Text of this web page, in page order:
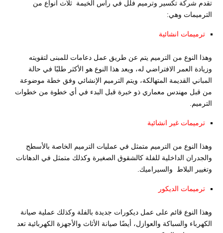
تقدم شركة تكسير وترميم فلل في راس الخيمة ثلاث أنواع من
الترميمات وهي:
ترميمات انشائية
وهذا النوع من الترميم يتم عن طريق عمل دعامات للمبنى لتقويته
وزيادة العمر الافتراضي له، ويعد هذا النوع هو الأكثر طلبًا في حالة
المباني القديمة المتهالكة، ويتم الترميم الإنشائي وفق خطة موضوعة
من قبل مهندس معماري ذو خبرة قبل البدء في أي خطوة من خطوات
الترميم.
ترميمات غير انشائية
وهذا النوع من الترميم متمثل في عمليات الترميم الخاصة بالأسطح
والجدران الداخلية للفلة كالشقوق الصغيرة وكذلك متمثل في الدهانات
وتغيير البلاط والسيراميك.
ترميمات الديكور
وهذا النوع قائم على عمل ديكورات جديدة بالفلة وكذلك عملية صيانة
الكهرباء والسباكة والعوازل، أيضًا صيانة الأثاث والأجهزة الكهربائية تعد